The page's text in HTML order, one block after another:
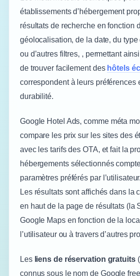
établissements d’hébergement
résultats de recherche en fonction
géolocalisation, de la date, du type
ou d’autres filtres, , permettant
de trouver facilement des hôtels
correspondent à leurs préférences
durabilité.
Google Hotel Ads, comme méta
compare les prix sur les sites des
avec les tarifs des OTA, et fait la
hébergements sélectionnés
paramètres préférés par l’utilisateur.
Les résultats sont affichés dans la
en haut de la page de résultats (la
Google Maps en fonction de la
l’utilisateur ou à travers d’autres
Les liens de réservation gratuits
connus sous le nom de Google